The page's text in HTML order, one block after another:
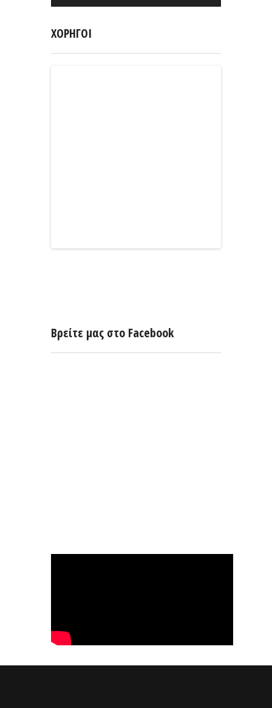
ΧΟΡΗΓΟΙ
Βρείτε μας στο Facebook